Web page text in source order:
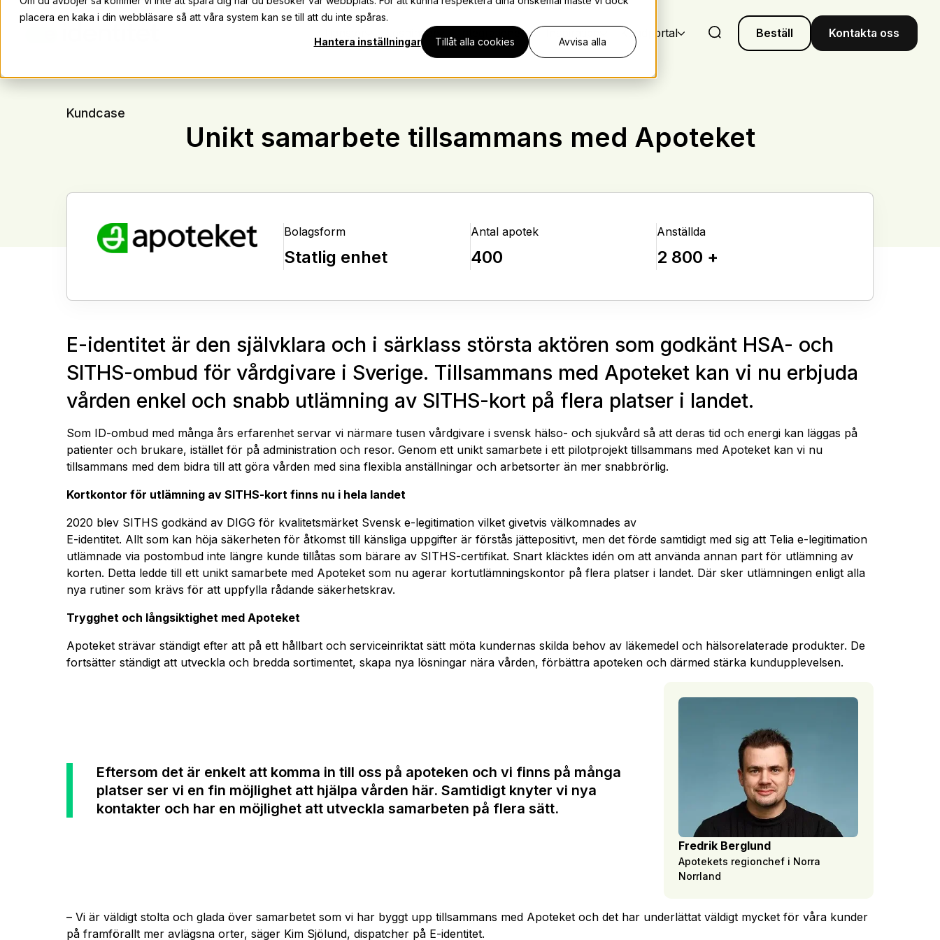
placera en kaka i din webbläsare så att våra system kan se till att du inte spåras.
Hantera inställningar Tillåt alla cookies Avvisa alla
Lösningar Integrationer Kundportal Beställ Kontakta oss
Kundcase
Unikt samarbete tillsammans med Apoteket
Bolagsform
Statlig enhet
Antal apotek
400
Anställda
2 800 +
E-identitet är den självklara och i särklass största aktören som godkänt HSA- och
SITHS-ombud för vårdgivare i Sverige. Tillsammans med Apoteket kan vi nu erbjuda
vården enkel och snabb utlämning av SITHS-kort på flera platser i landet.
Som ID-ombud med många års erfarenhet servar vi närmare tusen vårdgivare i svensk hälso- och sjukvård så att deras tid och energi kan läggas på
patienter och brukare, istället för på administration och resor. Genom ett unikt samarbete i ett pilotprojekt tillsammans med Apoteket kan vi nu
tillsammans med dem bidra till att göra vården med sina flexibla anställningar och arbetsorter än mer snabbrörlig.
Kortkontor för utlämning av SITHS-kort finns nu i hela landet
2020 blev SITHS godkänd av DIGG för kvalitetsmärket Svensk e-legitimation vilket givetvis välkomnades av
E-identitet. Allt som kan höja säkerheten för åtkomst till känsliga uppgifter är förstås jättepositivt, men det förde samtidigt med sig att Telia e-legitimation
utlämnade via postombud inte längre kunde tillåtas som bärare av SITHS-certifikat. Snart kläcktes idén om att använda annan part för utlämning av
korten. Detta ledde till ett unikt samarbete med Apoteket som nu agerar kortutlämningskontor på flera platser i landet. Där sker utlämningen enligt alla
nya rutiner som krävs för att uppfylla rådande säkerhetskrav.
Trygghet och långsiktighet med Apoteket
Apoteket strävar ständigt efter att på ett hållbart och serviceinriktat sätt möta kundernas skilda behov av läkemedel och hälsorelaterade produkter. De
fortsätter ständigt att utveckla och bredda sortimentet, skapa nya lösningar nära vården, förbättra apoteken och därmed stärka kundupplevelsen.
Eftersom det är enkelt att komma in till oss på apoteken och vi finns på många
platser ser vi en fin möjlighet att hjälpa vården här. Samtidigt knyter vi nya
kontakter och har en möjlighet att utveckla samarbeten på flera sätt.
Fredrik Berglund
Apotekets regionchef i Norra
Norrland
– Vi är väldigt stolta och glada över samarbetet som vi har byggt upp tillsammans med Apoteket och det har underlättat väldigt mycket för våra kunder
på framförallt mer avlägsna orter, säger Kim Sjölund, dispatcher på E-identitet.